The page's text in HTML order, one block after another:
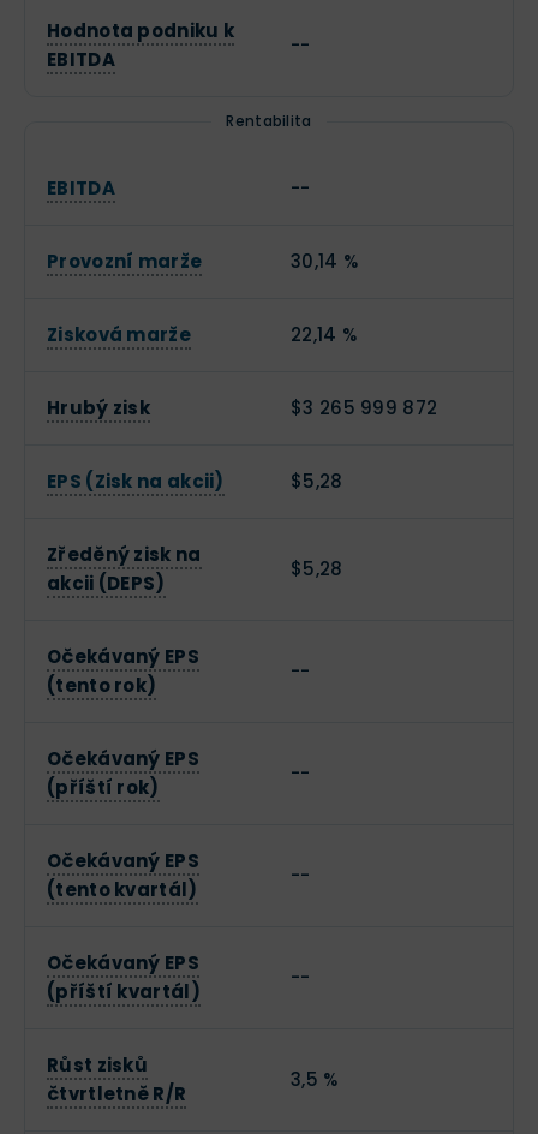
Hodnota podniku k
EBITDA
--
Rentabilita
EBITDA --
Provozní marže 30,14 %
Zisková marže 22,14 %
Hrubý zisk $3 265 999 872
EPS (Zisk na akcii) $5,28
Zředěný zisk na
akcii (DEPS)
$5,28
Očekávaný EPS
(tento rok)
--
Očekávaný EPS
(příští rok)
--
Očekávaný EPS
(tento kvartál)
--
Očekávaný EPS
(příští kvartál)
--
Růst zisků
čtvrtletně R/R
3,5 %